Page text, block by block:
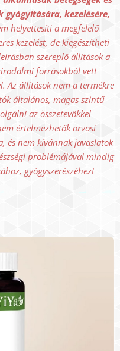
gyógyítására, kezelésére,
helyettesíti a megfelelő
kezelést, de kiegészítheti
szereplő állítások a
forrásokból vett
Az állítások nem a termékre
általános, magas szintű
az összetevőkkel
értelmezhetők orvosi
és nem kívánnak javaslatok
problémájával mindig
gyógyszerészéhez!